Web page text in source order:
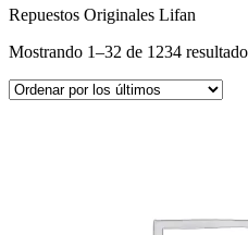
Repuestos Originales Lifan
Mostrando 1–32 de 1234